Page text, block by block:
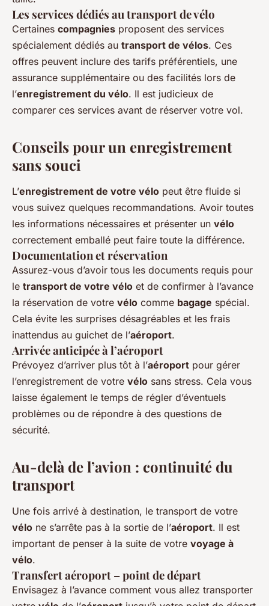
Les services dédiés au transport de vélo
Certaines compagnies proposent des services
spécialement dédiés au transport de vélos. Ces
offres peuvent inclure des tarifs préférentiels, une
assurance supplémentaire ou des facilités lors de
l’enregistrement du vélo. Il est judicieux de
comparer ces services avant de réserver votre vol.
Conseils pour un enregistrement
sans souci
L’enregistrement de votre vélo peut être fluide si
vous suivez quelques recommandations. Avoir toutes
les informations nécessaires et présenter un vélo
correctement emballé peut faire toute la différence.
Documentation et réservation
Assurez-vous d’avoir tous les documents requis pour
le transport de votre vélo et de confirmer à l’avance
la réservation de votre vélo comme bagage spécial.
Cela évite les surprises désagréables et les frais
inattendus au guichet de l’aéroport.
Arrivée anticipée à l’aéroport
Prévoyez d’arriver plus tôt à l’aéroport pour gérer
l’enregistrement de votre vélo sans stress. Cela vous
laisse également le temps de régler d’éventuels
problèmes ou de répondre à des questions de
sécurité.
Au-delà de l’avion : continuité du
transport
Une fois arrivé à destination, le transport de votre
vélo ne s’arrête pas à la sortie de l’aéroport. Il est
important de penser à la suite de votre voyage à
vélo.
Transfert aéroport – point de départ
Envisagez à l’avance comment vous allez transporter